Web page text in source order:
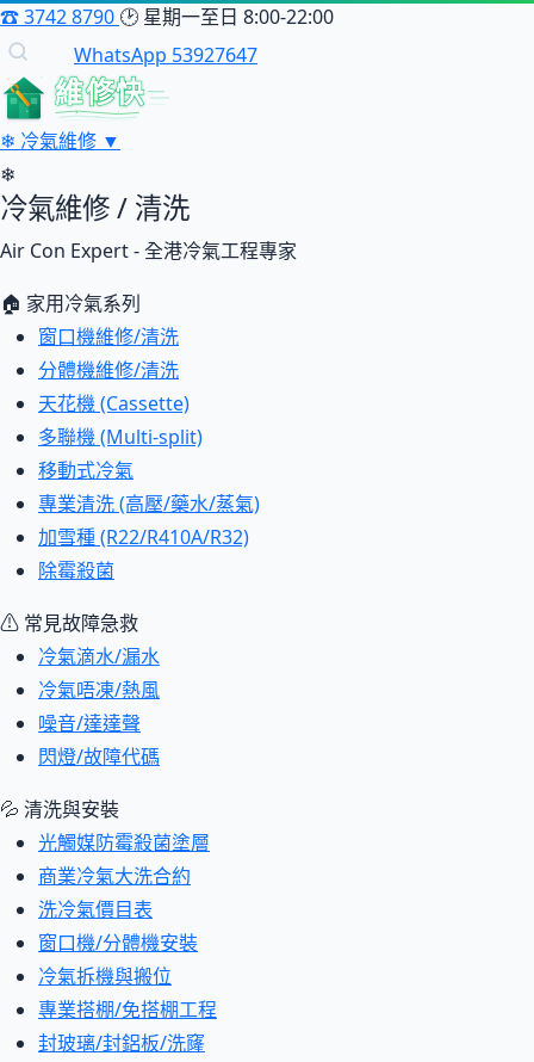
☎3742 8790 🕑 星期一至日 8:00-22:00
WhatsApp 53927647
維修快
❄ 冷氣維修 ▼
❄
冷氣維修 / 清洗
Air Con Expert - 全港冷氣工程專家
🏠 家用冷氣系列
窗口機維修/清洗
分體機維修/清洗
天花機 (Cassette)
多聯機 (Multi-split)
移動式冷氣
專業清洗 (高壓/藥水/蒸氣)
加雪種 (R22/R410A/R32)
除霉殺菌
⚠ 常見故障急救
冷氣滴水/漏水
冷氣唔凍/熱風
噪音/達達聲
閃燈/故障代碼
💦 清洗與安裝
光觸媒防霉殺菌塗層
商業冷氣大洗合約
洗冷氣價目表
窗口機/分體機安裝
冷氣拆機與搬位
專業搭棚/免搭棚工程
封玻璃/封鋁板/洗窿